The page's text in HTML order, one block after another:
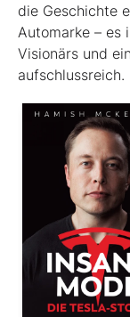
die Geschichte
Automarke – es
Visionärs und
aufschlussreich.